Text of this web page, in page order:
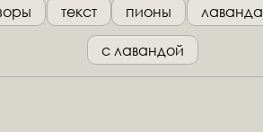
текст пионы лаванда
с лавандой